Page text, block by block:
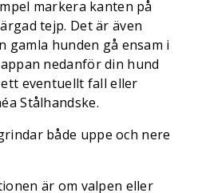
markera kanten på
tejp. Det är även
hunden gå ensam i
nedanför din hund
eventuellt fall eller
Stålhandske.
både uppe och nere
är om valpen eller